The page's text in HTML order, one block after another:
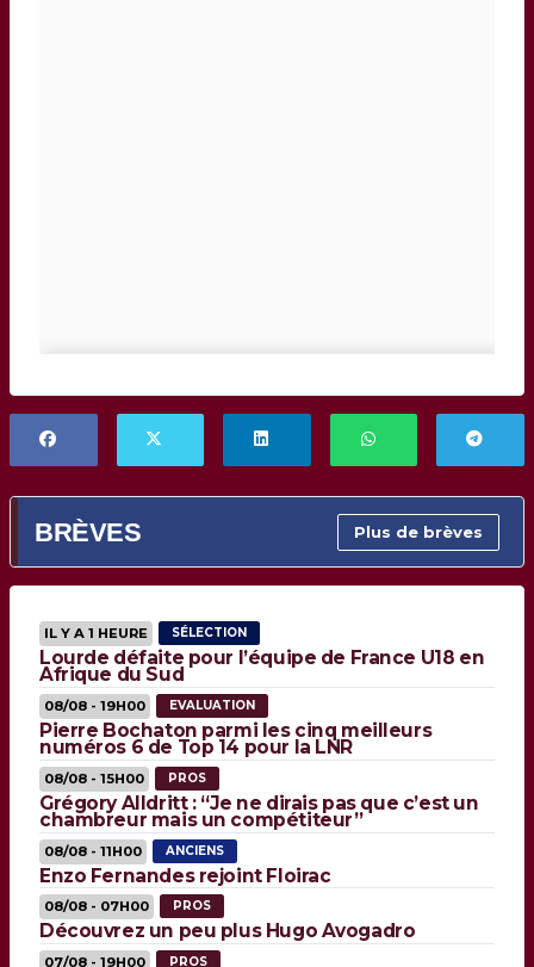
BRÈVES Plus de brèves
IL Y A 1 HEURE SÉLECTION
Lourde défaite pour l’équipe de France U18 en
Afrique du Sud
08/08 - 19H00 EVALUATION
Pierre Bochaton parmi les cinq meilleurs
numéros 6 de Top 14 pour la LNR
08/08 - 15H00 PROS
Grégory Alldritt : “Je ne dirais pas que c’est un
chambreur mais un compétiteur”
08/08 - 11H00 ANCIENS
Enzo Fernandes rejoint Floirac
08/08 - 07H00 PROS
Découvrez un peu plus Hugo Avogadro
07/08 - 19H00 PROS